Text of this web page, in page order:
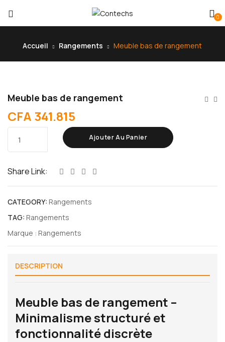
0
Accueil Rangements Meuble bas de rangement
Meuble bas de rangement
CFA 341.815
Meuble
bas
Ajouter Au Panier
Share Link:
CATEGORY: Rangements
TAG: Rangements
Marque : Rangements
DESCRIPTION
Meuble bas de rangement –
Minimalisme structuré et
fonctionnalité discrète